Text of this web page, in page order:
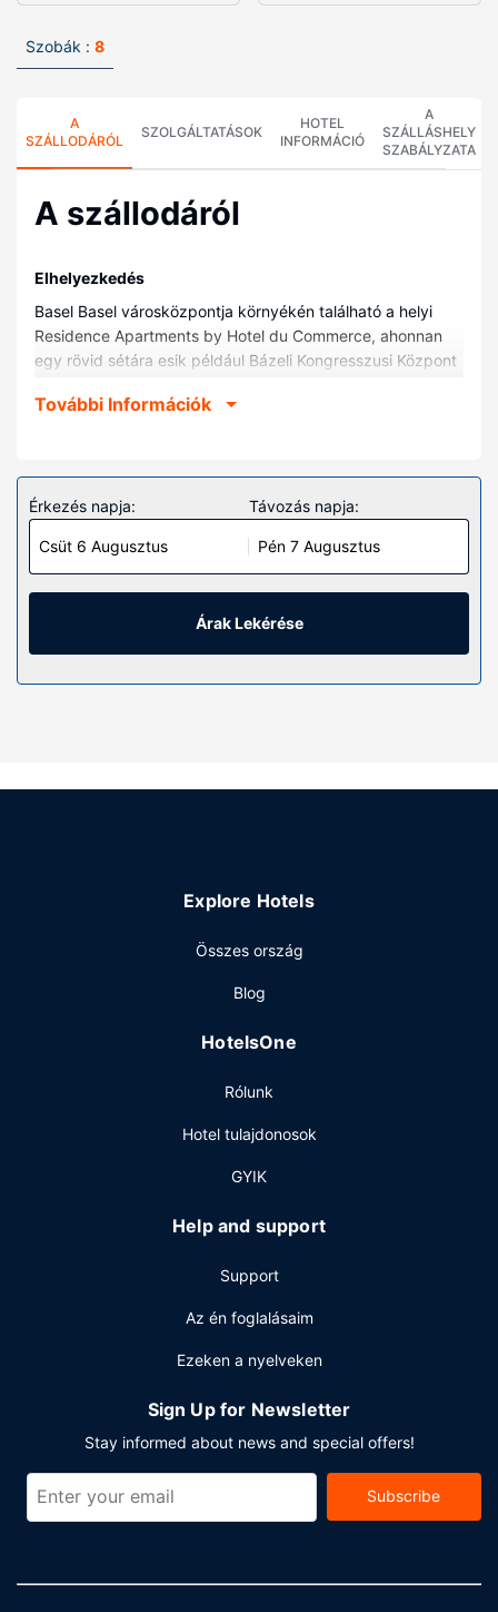
Szobák : 8
A
SZÁLLODÁRÓL
SZOLGÁLTATÁSOK
HOTEL
INFORMÁCIÓ
A
SZÁLLÁSHELY
SZABÁLYZATA
A szállodáról
Elhelyezkedés
Basel Basel városközpontja környékén található a helyi
Residence Apartments by Hotel du Commerce, ahonnan
egy rövid sétára esik például Bázeli Kongresszusi Központ
található Musical Theater Basel (színház), ill. 0,6 km-re
Helyezze magát kényelembe a(z) 8 szoba egyikében,
melyekben konyhák, nagyméretű hűtő/fagyasztó és
főzőlap is található. A rendelkezésre álló ingyenes vezeték
nélküli internet-hozzáférés segítségével kapcsolatban
maradhat, a szórakozásról pedig síkképernyős televízió
gondoskodik. A kényelmi felszerelések és szolgáltatások
étel- és italautomata.
A szálláshelyen vegytisztítási/ruhatisztítási szolgáltatások,
létesítmények is igénybe vehető.
További Információk
Érkezés napja:
Csüt 6 Augusztus
Távozás napja:
Pén 7 Augusztus
Árak Lekérése
Explore Hotels
Összes ország
Blog
HotelsOne
Rólunk
Hotel tulajdonosok
GYIK
Help and support
Support
Az én foglalásaim
Ezeken a nyelveken
Sign Up for Newsletter
Stay informed about news and special offers!
Subscribe